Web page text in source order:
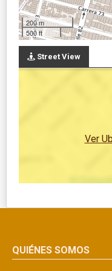
200 m
500 ft
Street View
Ver
QUIÉNES SOMOS